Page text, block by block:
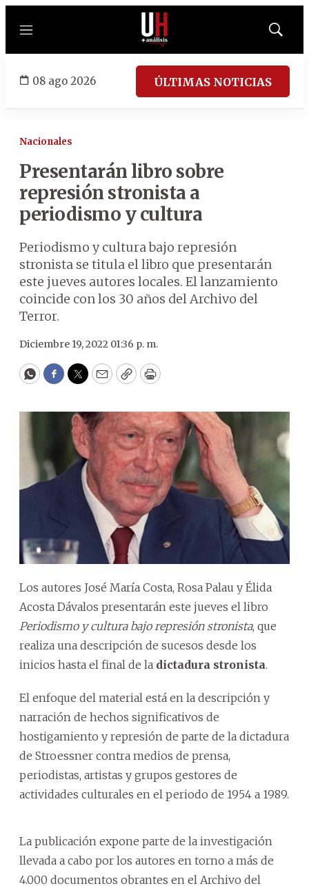
Menú
Mostrar
08 ago 2026 ÚLTIMAS NOTICIAS
Nacionales
Presentarán libro sobre
represión stronista a
periodismo y cultura
Periodismo y cultura bajo represión
stronista se titula el libro que presentarán
este jueves autores locales. El lanzamiento
coincide con los 30 años del Archivo del
Terror.
Diciembre 19, 2022 01:36 p. m.
WhatsApp
Facebook
Twitter
EmailCopyPrint
Los autores José María Costa, Rosa Palau y Élida
Acosta Dávalos presentarán este jueves el libro
Periodismo y cultura bajo represión stronista, que
realiza una descripción de sucesos desde los
inicios hasta el final de la dictadura stronista.
El enfoque del material está en la descripción y
narración de hechos significativos de
hostigamiento y represión de parte de la dictadura
de Stroessner contra medios de prensa,
periodistas, artistas y grupos gestores de
actividades culturales en el periodo de 1954 a 1989.
La publicación expone parte de la investigación
llevada a cabo por los autores en torno a más de
4.000 documentos obrantes en el Archivo del